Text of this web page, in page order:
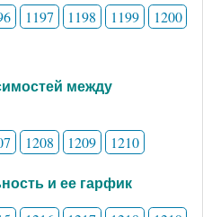
1197 1198 1199
1200
между
1208 1209 1210
и ее гарфик